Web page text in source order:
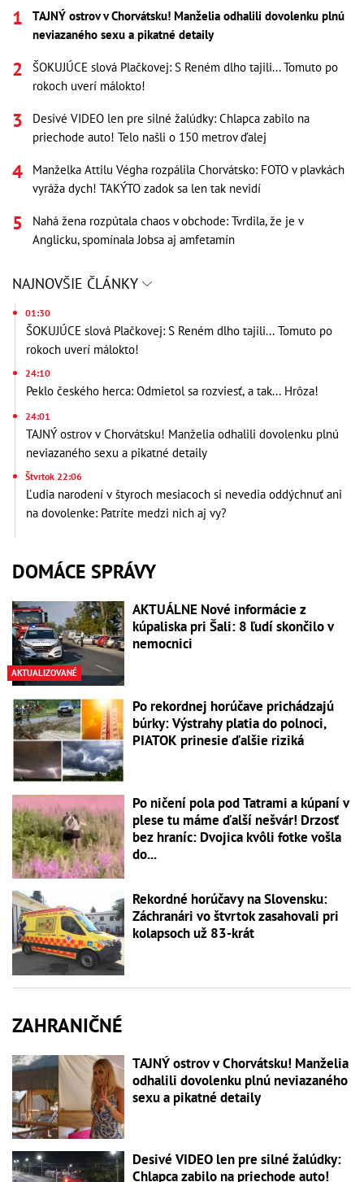
TAJNÝ ostrov v Chorvátsku! Manželia odhalili dovolenku plnú
neviazaného sexu a pikatné detaily
ŠOKUJÚCE slová Plačkovej: S Reném dlho tajili... Tomuto po
rokoch uverí málokto!
Desivé VIDEO len pre silné žalúdky: Chlapca zabilo na
priechode auto! Telo našli o 150 metrov ďalej
Manželka Attilu Végha rozpálila Chorvátsko: FOTO v plavkách
vyráža dych! TAKÝTO zadok sa len tak nevidí
Nahá žena rozpútala chaos v obchode: Tvrdila, že je v
Anglicku, spomínala Jobsa aj amfetamín
NAJNOVŠIE ČLÁNKY
01:30
ŠOKUJÚCE slová Plačkovej: S Reném dlho tajili... Tomuto po
rokoch uverí málokto!
24:10
Peklo českého herca: Odmietol sa rozviesť, a tak... Hrôza!
24:01
TAJNÝ ostrov v Chorvátsku! Manželia odhalili dovolenku plnú
neviazaného sexu a pikatné detaily
Štvrtok 22:06
Ľudia narodení v štyroch mesiacoch si nevedia oddýchnuť ani
na dovolenke: Patríte medzi nich aj vy?
DOMÁCE SPRÁVY
AKTUALIZOVANÉ
AKTUÁLNE Nové informácie z
kúpaliska pri Šali: 8 ľudí skončilo v
nemocnici
Po rekordnej horúčave prichádzajú
búrky: Výstrahy platia do polnoci,
PIATOK prinesie ďalšie riziká
Po ničení pola pod Tatrami a kúpaní v
plese tu máme ďalší nešvár! Drzosť
bez hraníc: Dvojica kvôli fotke vošla
do...
Rekordné horúčavy na Slovensku:
Záchranári vo štvrtok zasahovali pri
kolapsoch už 83-krát
ZAHRANIČNÉ
TAJNÝ ostrov v Chorvátsku! Manželia
odhalili dovolenku plnú neviazaného
sexu a pikatné detaily
Desivé VIDEO len pre silné žalúdky:
Chlapca zabilo na priechode auto!